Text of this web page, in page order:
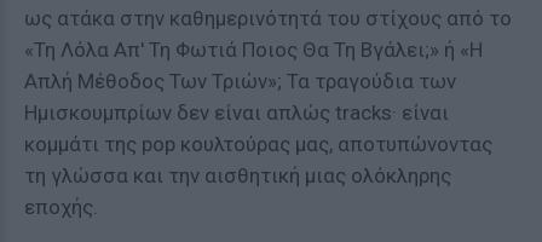
ως ατάκα στην καθημερινότητά του στίχους από το
«Τη Λόλα Απ' Τη Φωτιά Ποιος Θα Τη Βγάλει;» ή «Η
Απλή Μέθοδος Των Τριών»; Τα τραγούδια των
Ημισκουμπρίων δεν είναι απλώς tracks· είναι
κομμάτι της pop κουλτούρας μας, αποτυπώνοντας
τη γλώσσα και την αισθητική μιας ολόκληρης
εποχής.